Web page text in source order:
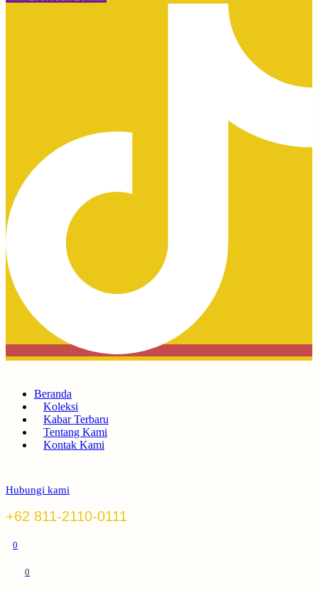
Beranda
Koleksi
Kabar Terbaru
Tentang Kami
Kontak Kami
Hubungi kami
+62 811-2110-0111
0
0